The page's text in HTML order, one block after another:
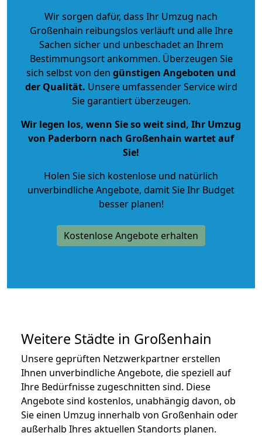
Wir sorgen dafür, dass Ihr Umzug nach
Großenhain reibungslos verläuft und alle Ihre
Sachen sicher und unbeschadet an Ihrem
Bestimmungsort ankommen. Überzeugen Sie
sich selbst von den günstigen Angeboten und
der Qualität. Unsere umfassender Service wird
Sie garantiert überzeugen.
Wir legen los, wenn Sie so weit sind, Ihr Umzug
von Paderborn nach Großenhain wartet auf
Sie!
Holen Sie sich kostenlose und natürlich
unverbindliche Angebote, damit Sie Ihr Budget
besser planen!
Kostenlose Angebote erhalten
Weitere Städte in Großenhain
Unsere geprüften Netzwerkpartner erstellen
Ihnen unverbindliche Angebote, die speziell auf
Ihre Bedürfnisse zugeschnitten sind. Diese
Angebote sind kostenlos, unabhängig davon, ob
Sie einen Umzug innerhalb von Großenhain oder
außerhalb Ihres aktuellen Standorts planen.